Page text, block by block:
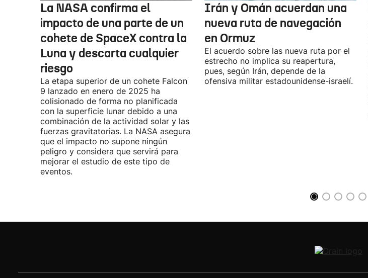
La NASA confirma el
impacto de una parte de un
cohete de SpaceX contra la
Luna y descarta cualquier
riesgo
La etapa superior de un cohete Falcon
9 lanzado en enero de 2025 ha
colisionado de forma no planificada
con la superficie lunar debido a una
combinación de la actividad solar y las
fuerzas gravitatorias. La NASA asegura
que el impacto no supone ningún
peligro y considera que servirá para
mejorar el estudio de este tipo de
eventos.
Irán y Omán acuerdan una
nueva ruta de navegación
en Ormuz
El acuerdo sobre las nueva ruta por el
estrecho no implica su reapertura,
pues, según Irán, depende de la
ofensiva militar estadounidense-israelí.